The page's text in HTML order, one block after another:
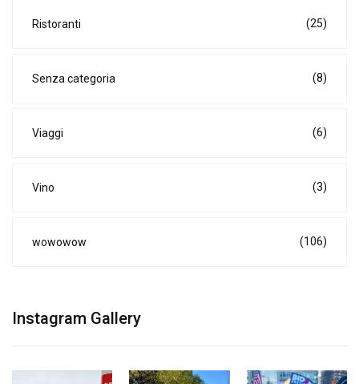
Ristoranti (25)
Senza categoria (8)
Viaggi (6)
Vino (3)
wowowow (106)
Instagram Gallery